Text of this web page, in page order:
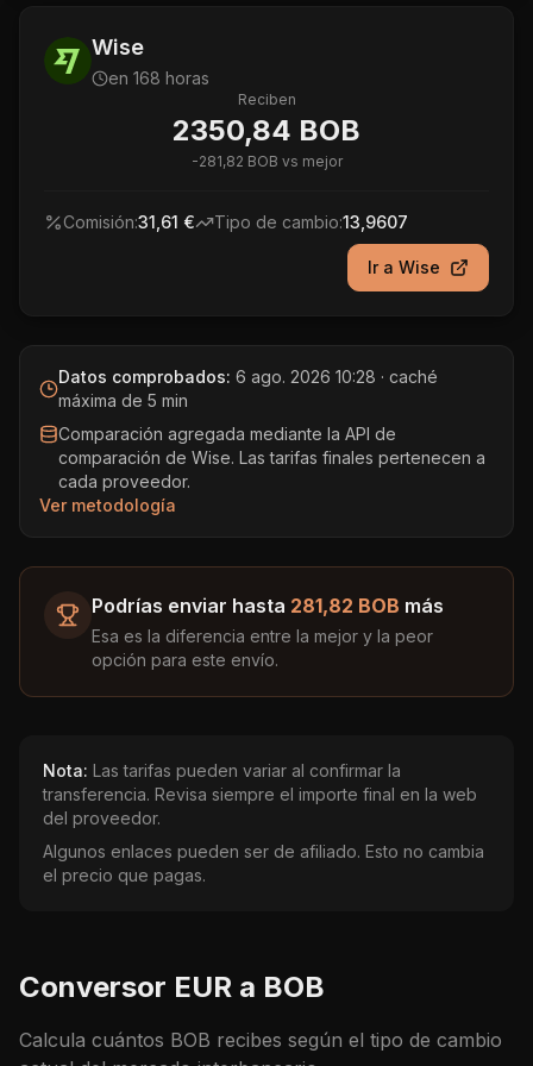
Wise
en 168 horas
Reciben
2350,84 BOB
-281,82 BOB vs mejor
Comisión:31,61 € Tipo de cambio:13,9607
Ir a Wise
Datos comprobados: 6 ago. 2026 10:28 · caché
máxima de 5 min
Comparación agregada mediante la API de
comparación de Wise. Las tarifas finales pertenecen a
cada proveedor.
Ver metodología
Podrías enviar hasta 281,82 BOB más
Esa es la diferencia entre la mejor y la peor
opción para este envío.
Nota: Las tarifas pueden variar al confirmar la
transferencia. Revisa siempre el importe final en la web
del proveedor.
Algunos enlaces pueden ser de afiliado. Esto no cambia
el precio que pagas.
Conversor EUR a BOB
Calcula cuántos BOB recibes según el tipo de cambio